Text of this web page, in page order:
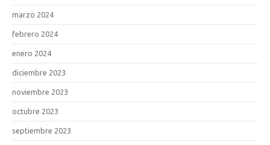
marzo 2024
febrero 2024
enero 2024
diciembre 2023
noviembre 2023
octubre 2023
septiembre 2023